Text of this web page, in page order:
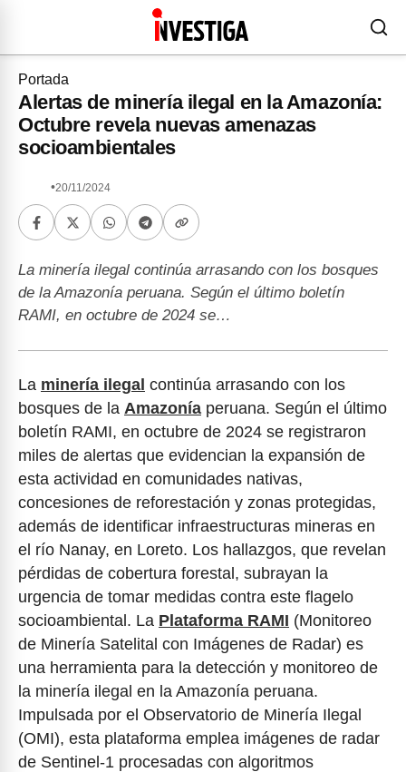
Portada
Alertas de minería ilegal en la Amazonía:
Octubre revela nuevas amenazas
socioambientales
•20/11/2024
La minería ilegal continúa arrasando con los bosques
de la Amazonía peruana. Según el último boletín
RAMI, en octubre de 2024 se…
La minería ilegal continúa arrasando con los
bosques de la Amazonía peruana. Según el último
boletín RAMI, en octubre de 2024 se registraron
miles de alertas que evidencian la expansión de
esta actividad en comunidades nativas,
concesiones de reforestación y zonas protegidas,
además de identificar infraestructuras mineras en
el río Nanay, en Loreto. Los hallazgos, que revelan
pérdidas de cobertura forestal, subrayan la
urgencia de tomar medidas contra este flagelo
socioambiental. La Plataforma RAMI (Monitoreo
de Minería Satelital con Imágenes de Radar) es
una herramienta para la detección y monitoreo de
la minería ilegal en la Amazonía peruana.
Impulsada por el Observatorio de Minería Ilegal
(OMI), esta plataforma emplea imágenes de radar
de Sentinel-1 procesadas con algoritmos